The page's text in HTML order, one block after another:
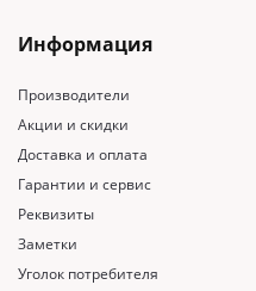
Информация
Производители
Акции и скидки
Доставка и оплата
Гарантии и сервис
Реквизиты
Заметки
Уголок потребителя